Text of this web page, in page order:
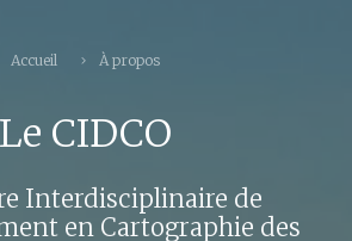
Accueil À propos
Le CIDCO
Interdisciplinaire de
en Cartographie des